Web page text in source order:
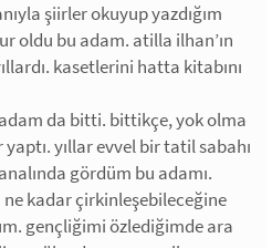
şiirler okuyup yazdığım
oldu bu adam. atilla ilhan’ın
kasetlerini hatta kitabını
da bitti. bittikçe, yok olma
yıllar evvel bir tatil sabahı
gördüm bu adamı.
ne kadar çirkinleşebileceğine
gençliğimi özlediğimde ara